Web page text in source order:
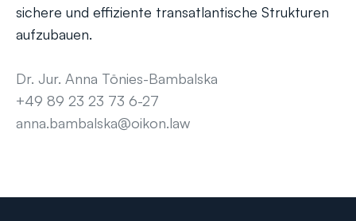
sichere und effiziente transatlantische Strukturen
aufzubauen.
Dr. Jur. Anna Tönies-Bambalska
+49 89 23 23 73 6-27
anna.bambalska@oikon.law